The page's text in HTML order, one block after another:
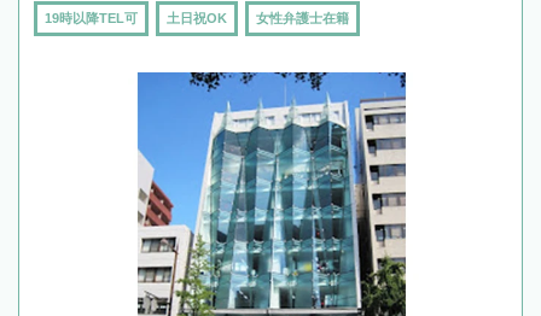
19時以降TEL可 土日祝OK 女性弁護士在籍